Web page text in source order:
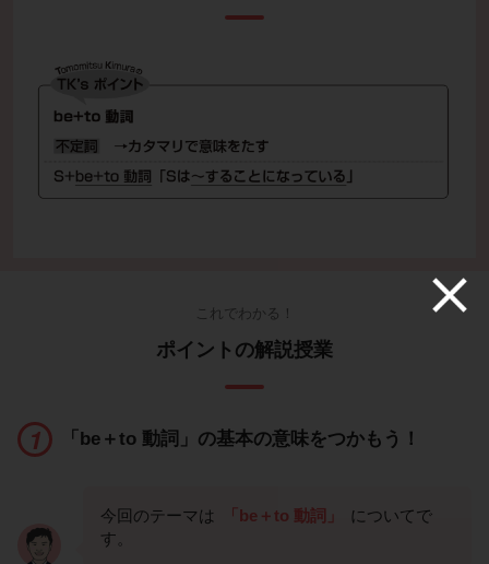
これでわかる！
ポイントの解説授業
「be＋to 動詞」の基本の意味をつかもう！
今回のテーマは 「be＋to 動詞」
についてで
す。